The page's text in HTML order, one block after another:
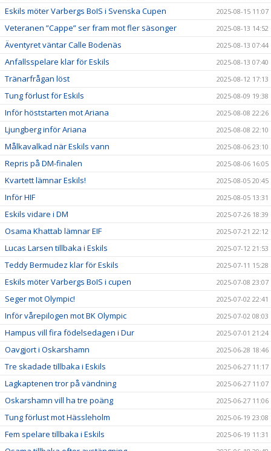
Eskils möter Varbergs BoIS i Svenska Cupen 2025-08-15 11:07
Veteranen ”Cappe” ser fram mot fler säsonger 2025-08-13 14:52
Äventyret väntar Calle Bodenäs 2025-08-13 07:44
Anfallsspelare klar för Eskils 2025-08-13 07:40
Tränarfrågan löst 2025-08-12 17:13
Tung förlust för Eskils 2025-08-09 19:38
Inför höststarten mot Ariana 2025-08-08 22:26
Ljungberg inför Ariana 2025-08-08 22:10
Målkavalkad när Eskils vann 2025-08-06 23:10
Repris på DM-finalen 2025-08-06 16:05
Kvartett lämnar Eskils! 2025-08-05 20:45
Inför HIF 2025-08-05 13:31
Eskils vidare i DM 2025-07-26 18:39
Osama Khattab lämnar EIF 2025-07-21 22:12
Lucas Larsen tillbaka i Eskils 2025-07-12 21:53
Teddy Bermudez klar för Eskils 2025-07-11 15:28
Eskils möter Varbergs BoIS i cupen 2025-07-08 23:07
Seger mot Olympic! 2025-07-02 22:41
Inför vårepilogen mot BK Olympic 2025-07-02 08:03
Hampus vill fira födelsedagen i Dur 2025-07-01 21:24
Oavgjort i Oskarshamn 2025-06-28 18:46
Tre skadade tillbaka i Eskils 2025-06-27 11:17
Lagkaptenen tror på vändning 2025-06-27 11:07
Oskarshamn vill ha tre poäng 2025-06-27 11:06
Tung förlust mot Hässleholm 2025-06-19 23:08
Fem spelare tillbaka i Eskils 2025-06-19 11:31